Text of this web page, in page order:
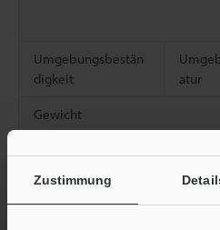
Zustimmung
Umgebungsbestän
digkeit
atur
Gewicht
In trockenem Zustand
hitzebeständigen Ausführung
dass Sie eine Konfiguration